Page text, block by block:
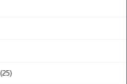
(25)